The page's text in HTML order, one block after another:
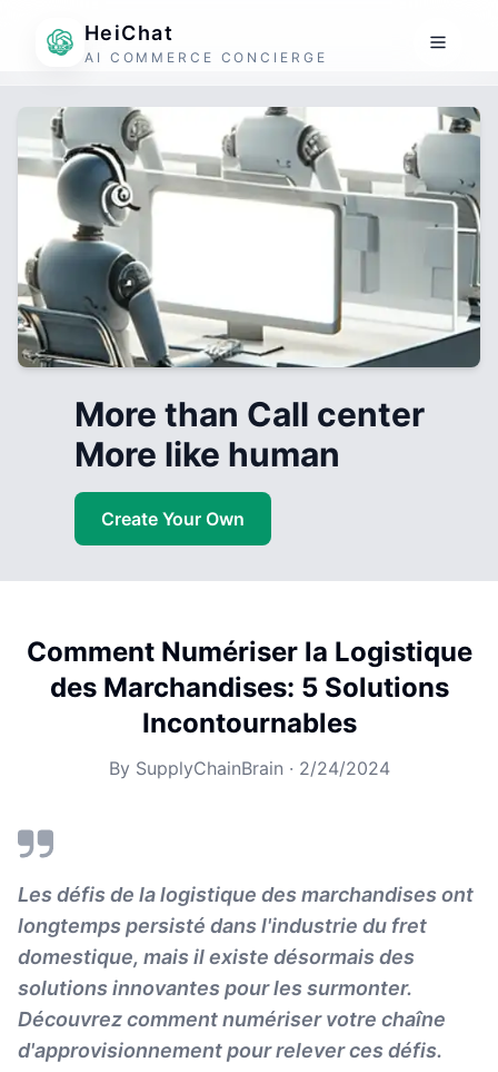
HeiChat
AI COMMERCE CONCIERGE
More than Call center
More like human
Create Your Own
Comment Numériser la Logistique
des Marchandises: 5 Solutions
Incontournables
By SupplyChainBrain · 2/24/2024
Les défis de la logistique des marchandises ont
longtemps persisté dans l'industrie du fret
domestique, mais il existe désormais des
solutions innovantes pour les surmonter.
Découvrez comment numériser votre chaîne
d'approvisionnement pour relever ces défis.